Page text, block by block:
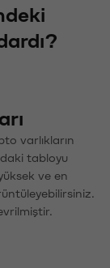
varlıkların
tabloyu
ve en